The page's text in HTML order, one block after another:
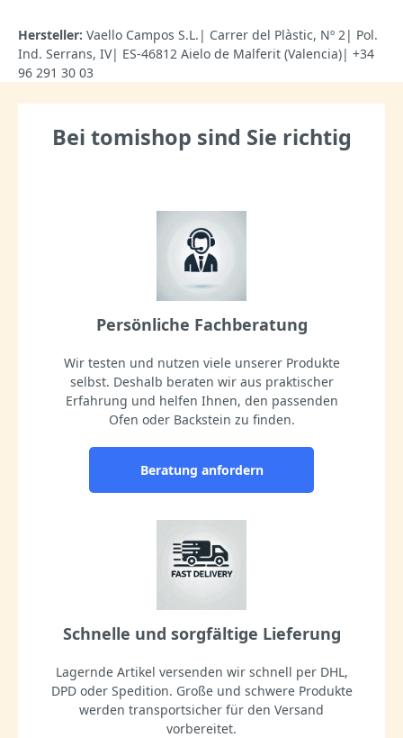
Hersteller: Vaello Campos S.L.| Carrer del Plàstic, Nº 2| Pol.
Ind. Serrans, IV| ES-46812 Aielo de Malferit (Valencia)| +34
96 291 30 03
Bei tomishop sind Sie richtig
Persönliche Fachberatung
Wir testen und nutzen viele unserer Produkte
selbst. Deshalb beraten wir aus praktischer
Erfahrung und helfen Ihnen, den passenden
Ofen oder Backstein zu finden.
Beratung anfordern
Schnelle und sorgfältige Lieferung
Lagernde Artikel versenden wir schnell per DHL,
DPD oder Spedition. Große und schwere Produkte
werden transportsicher für den Versand
vorbereitet.